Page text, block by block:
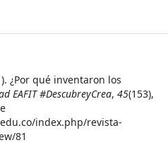
¿Por qué inventaron los
EAFIT #DescubreyCrea, 45(153),
index.php/revista-
81